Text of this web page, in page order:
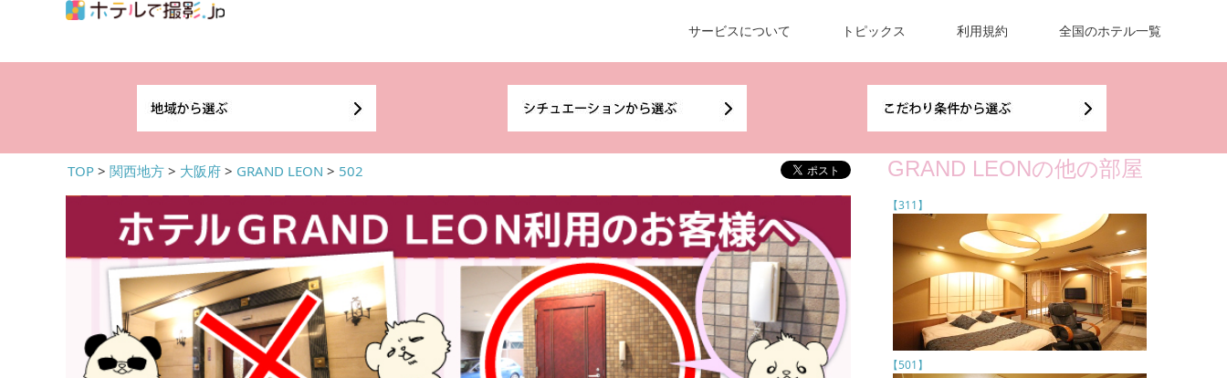
サービスについて トピックス 利用規約 全国のホテル一覧
TOP > 関西地方 > 大阪府 > GRAND LEON > 502 GRAND LEONの他の部屋
【311】
【501】